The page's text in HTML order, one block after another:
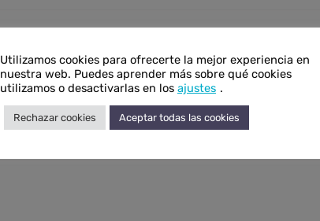
0,4 × 1 × 1,4 cm
Cuarzo ahumado
Utilizamos cookies para ofrecerte la mejor experiencia en
nuestra web. Puedes aprender más sobre qué cookies
utilizamos o desactivarlas en los ajustes .
Rechazar cookies Aceptar todas las cookies